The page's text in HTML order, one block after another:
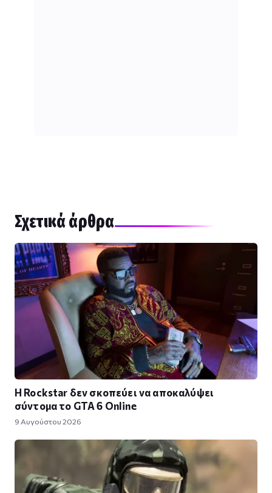
Σχετικά άρθρα
Η Rockstar δεν σκοπεύει να αποκαλύψει
σύντομα το GTA 6 Online
9 Αυγούστου 2026